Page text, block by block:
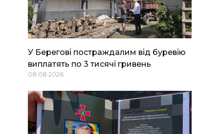
У Берегові постраждалим від буревію
виплатять по 3 тисячі гривень
08.08.2026